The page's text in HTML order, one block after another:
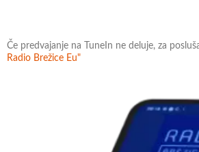
Če predvajanje na TuneIn ne deluje, za
Radio Brežice Eu"